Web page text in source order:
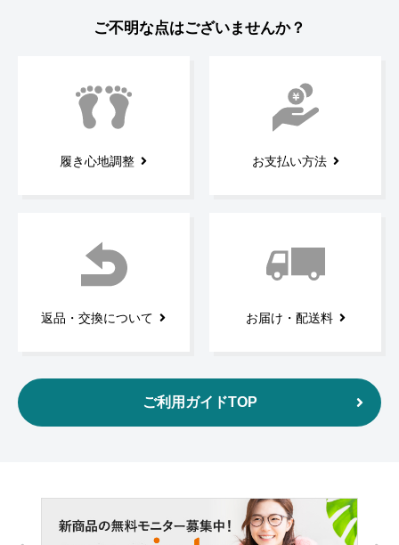
ご不明な点はございませんか？
履き心地調整 お支払い方法
返品・交換について お届け・配送料
ご利用ガイドTOP